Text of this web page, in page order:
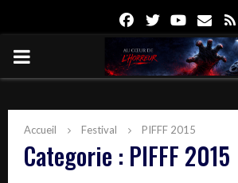
FacebookTwitterYoutube
Email
PRIMARY
Accueil Festival PIFFF 2015
Categorie : PIFFF 2015